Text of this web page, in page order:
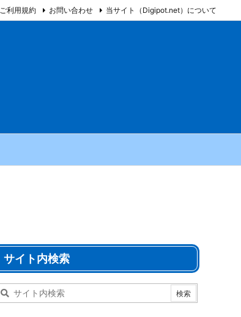
ご利用規約 お問い合わせ 当サイト（Digipot.net）について
サイト内検索